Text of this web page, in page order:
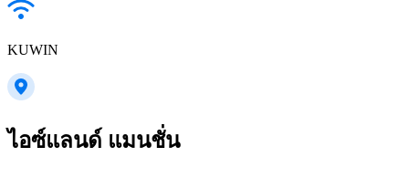
KUWIN
ไอซ์แลนด์ แมนชั่น